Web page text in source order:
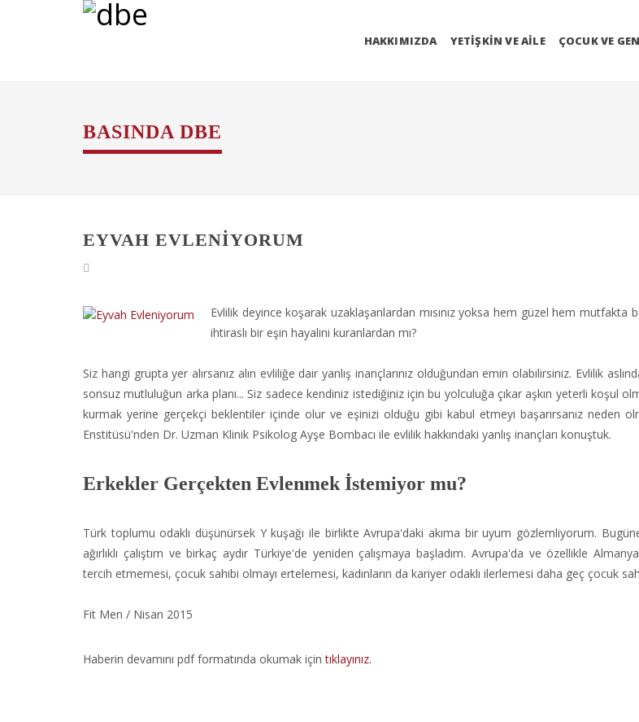
HAKKIMIZDA YETIŞKIN VE AILE ÇOCUK VE
BASINDA DBE
EYVAH EVLENIYORUM
Evlilik deyince koşarak uzaklaşanlardan mısınız yoksa hem güzel hem mutfakta
ihtiraslı bir eşin hayalini kuranlardan mı?
Siz hangi grupta yer alırsanız alın evliliğe dair yanlış inançlarınız olduğundan emin olabilirsiniz. Evlilik
sonsuz mutluluğun arka planı... Siz sadece kendiniz istediğiniz için bu yolculuğa çıkar aşkın yeterli koşul
kurmak yerine gerçekçi beklentiler içinde olur ve eşinizi olduğu gibi kabul etmeyi başarırsanız neden
Enstitüsü'nden Dr. Uzman Klinik Psikolog Ayşe Bombacı ile evlilik hakkındaki yanlış inançları konuştuk.
Erkekler Gerçekten Evlenmek İstemiyor mu?
Türk toplumu odaklı düşünürsek Y kuşağı ile birlikte Avrupa'daki akıma bir uyum gözlemliyorum.
ağırlıklı çalıştım ve birkaç aydır Türkiye'de yeniden çalışmaya başladım. Avrupa'da ve özellikle
tercih etmemesi, çocuk sahibi olmayı ertelemesi, kadınların da kariyer odaklı ilerlemesi daha geç çocuk
Fit Men / Nisan 2015
Haberin devamını pdf formatında okumak içintıklayınız.